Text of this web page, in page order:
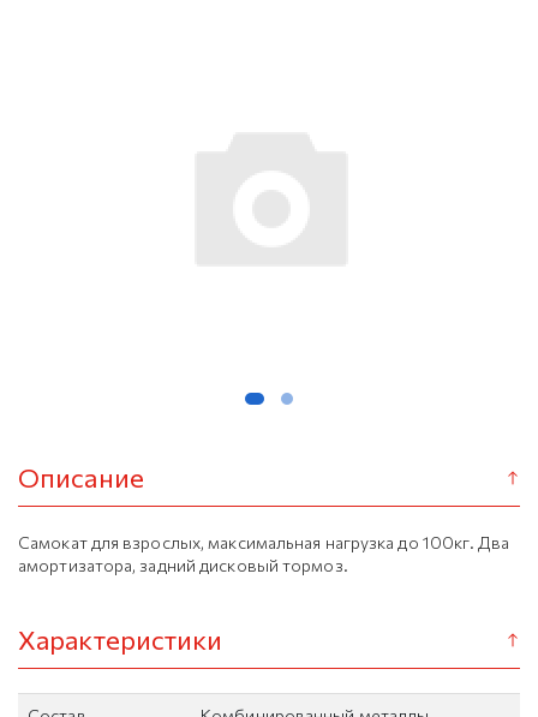
Описание
Самокат для взрослых, максимальная нагрузка до 100кг. Два
амортизатора, задний дисковый тормоз.
Характеристики